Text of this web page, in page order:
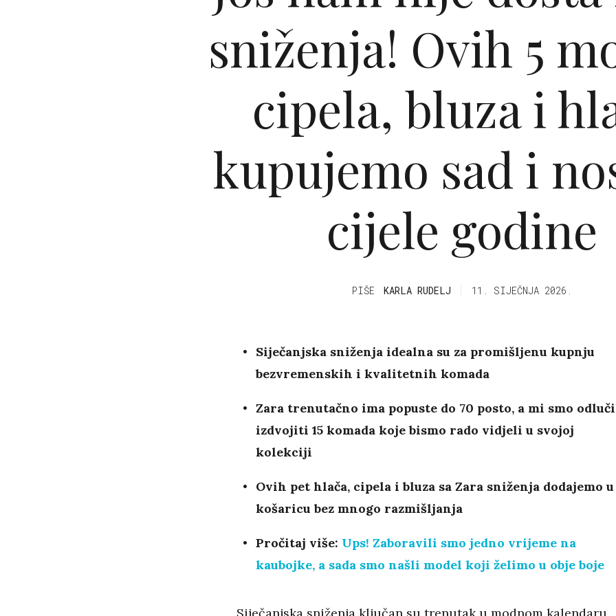
sniženja! Ovih 5
cipela, bluza i
kupujemo sad i
cijele godine
PIŠE KARLA RUDELJ 11. SIJEČNJA 2026.
Siječanjska sniženja idealna su za promišljenu kupnju
bezvremenskih i kvalitetnih komada
Zara trenutačno ima popuste do 70 posto, a mi smo
izdvojiti 15 komada koje bismo rado vidjeli u svojoj
kolekciji
Ovih pet hlača, cipela i bluza sa Zara sniženja dodajemo u
košaricu bez mnogo razmišljanja
Pročitaj više: Ups! Zaboravili smo jedno vrijeme na
kaubojke, a sada smo našli model koji želimo u obje boje
Siječanjska sniženja ključan su trenutak u modnom kalendaru.